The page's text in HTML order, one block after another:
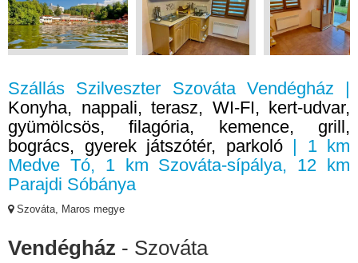
Szállás Szilveszter Szováta Vendégház |
Konyha, nappali, terasz, WI-FI, kert-udvar,
gyümölcsös, filagória, kemence, grill,
bogrács, gyerek játszótér, parkoló| 1 km
Medve Tó, 1 km Szováta-sípálya, 12 km
Parajdi Sóbánya
Szováta, Maros megye
Vendégház - Szováta